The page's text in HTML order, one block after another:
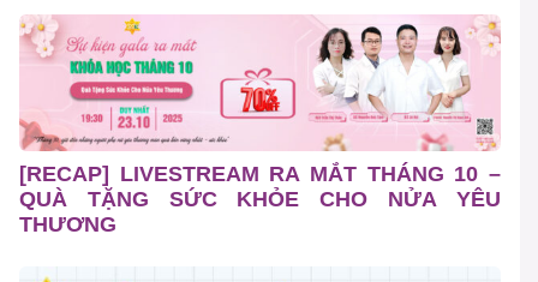
[RECAP] LIVESTREAM RA MẮT THÁNG 10 –
QUÀ TẶNG SỨC KHỎE CHO NỬA YÊU
THƯƠNG